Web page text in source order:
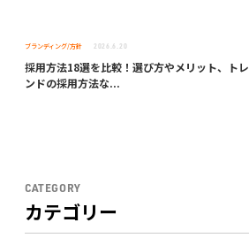
ブランディング/方針 2026.6.20
採用方法18選を比較！選び方やメリット、トレ
ンドの採用方法な...
CATEGORY
カテゴリー